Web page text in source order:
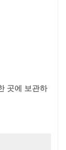
곳에 보관하